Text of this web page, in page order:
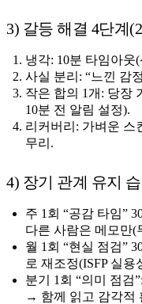
3) 갈등 해결 4단계
냉각: 10분 타임아웃
사실 분리: “느낀 감
작은 합의 1개: 당장
10분 전 알림 설정).
리커버리: 가벼운 스
무리.
4) 장기 관계 유지
주 1회 “공감 타임”
다른 사람은 메모만(
월 1회 “현실 점검”
로 재조정(ISFP 실용
분기 1회 “의미 점검
→ 함께 읽고 감각적